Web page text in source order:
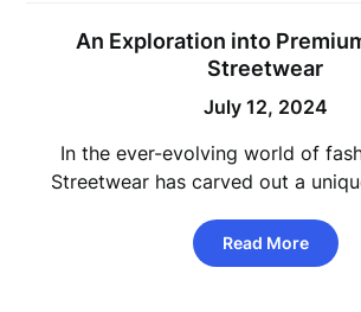
An Exploration into
Streetwear
July 12, 2024
In the ever-evolving world of
Streetwear has carved out a
Read More